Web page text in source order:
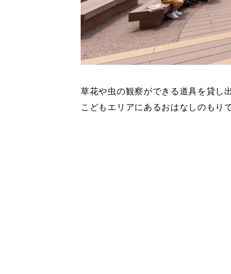
草花や虫の観察ができる道具を貸し
こどもエリアにあるおはなしのもり